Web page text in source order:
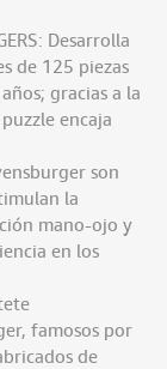
Desarrolla
de 125 piezas
gracias a la
encaja
son
la
mano-ojo y
en los
famosos por
de